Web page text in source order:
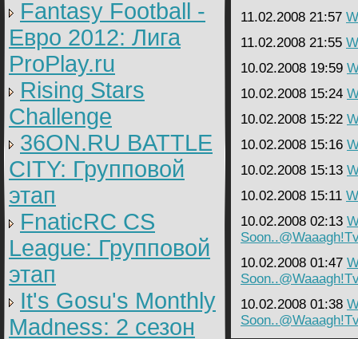
Fantasy Football -
Евро 2012: Лига
ProPlay.ru
Rising Stars
Challenge
36ON.RU BATTLE
CITY: Групповой
этап
FnaticRC CS
League: Групповой
этап
It's Gosu's Monthly
Madness: 2 сезон
11.02.2008 21:57
11.02.2008 21:55
10.02.2008 19:59
10.02.2008 15:24
10.02.2008 15:22
10.02.2008 15:16
10.02.2008 15:13
10.02.2008 15:11
10.02.2008 02:13
10.02.2008 01:47
10.02.2008 01:38